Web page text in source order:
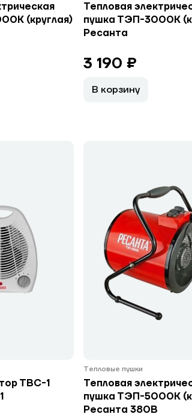
(круглая)
Тепловая
пушка ТЭП-3000К
Ресанта
3 190 ₽
В корзину
ТВС-1
Тепловые пушки
Тепловая
пушка ТЭП-5000К
Ресанта 380В